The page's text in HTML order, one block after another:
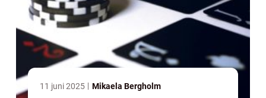
11 juni 2025 Mikaela Bergholm